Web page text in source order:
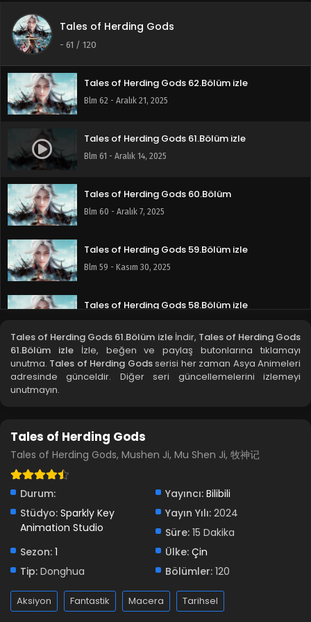
Tales of Herding Gods
- 61 / 120
Tales of Herding Gods 63.Bölüm izle
Blm 63 - Aralık 28, 2025
Tales of Herding Gods 62.Bölüm izle
Blm 62 - Aralık 21, 2025
Tales of Herding Gods 61.Bölüm izle
Blm 61 - Aralık 14, 2025
Tales of Herding Gods 60.Bölüm
Blm 60 - Aralık 7, 2025
Tales of Herding Gods 59.Bölüm izle
Blm 59 - Kasım 30, 2025
Tales of Herding Gods 58.Bölüm izle
Tales of Herding Gods 57.Bölüm izle
Blm 57 - Kasım 16, 2025
Blm 56 - Kasım 10, 2025
Blm 55 - Kasım 2, 2025
Tales of Herding Gods 54.Bölüm izle
Blm 53 - Ekim 20, 2025
Tales of Herding Gods 61.Bölüm izleİndir, Tales of Herding Gods
61.Bölüm izleİzle, beğen ve paylaş butonlarına tıklamayı
unutma. Tales of Herding Godsserisi her zaman Asya Animeleri
adresinde günceldir. Diğer seri güncellemelerini izlemeyi
unutmayın.
Tales of Herding Gods
Tales of Herding Gods, Mushen Ji, Mu Shen Ji, 牧神记
Durum: Yayıncı: Bilibili
Stüdyo: Sparkly Key
Animation Studio
Yayın Yılı: 2024
Süre: 15 Dakika
Sezon: 1 Ülke: Çin
Tip: Donghua Bölümler: 120
Aksiyon Fantastik Macera Tarihsel